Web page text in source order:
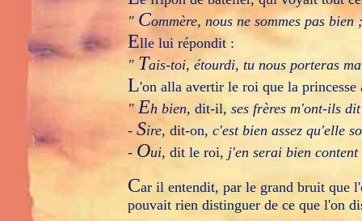
" Commère, nous ne sommes pas
Elle lui répondit :
" Tais-toi, étourdi, tu nous porteras
L'on alla avertir le roi que la princesse
"Eh bien, dit-il, ses frères m'ont-ils
- Sire, dit-on, c'est bien assez qu'elle
- Oui, dit le roi, j'en serai bien
Car il entendit, par le grand bruit que
pouvait rien distinguer de ce que l'on